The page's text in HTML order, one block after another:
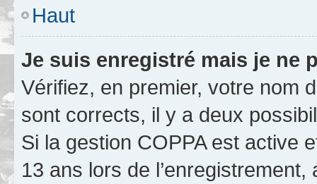
Haut
Je suis enregistré mais je ne
Vérifiez, en premier, votre nom
sont corrects, il y a deux
Si la gestion COPPA est active
13 ans lors de